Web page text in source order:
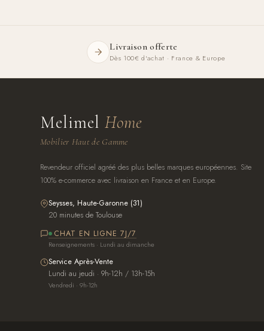
Livraison offerte
Dès 100€ d'achat · France & Europe
MelimelHome
Mobilier Haut de Gamme
Revendeur officiel agréé des plus belles marques européennes. Site
100% e-commerce avec livraison en France et en Europe.
Seysses, Haute-Garonne (31)
20 minutes de Toulouse
CHAT EN LIGNE 7J/7
Renseignements · Lundi au dimanche
Service Après-Vente
Lundi au jeudi · 9h-12h / 13h-15h
Vendredi · 9h-12h